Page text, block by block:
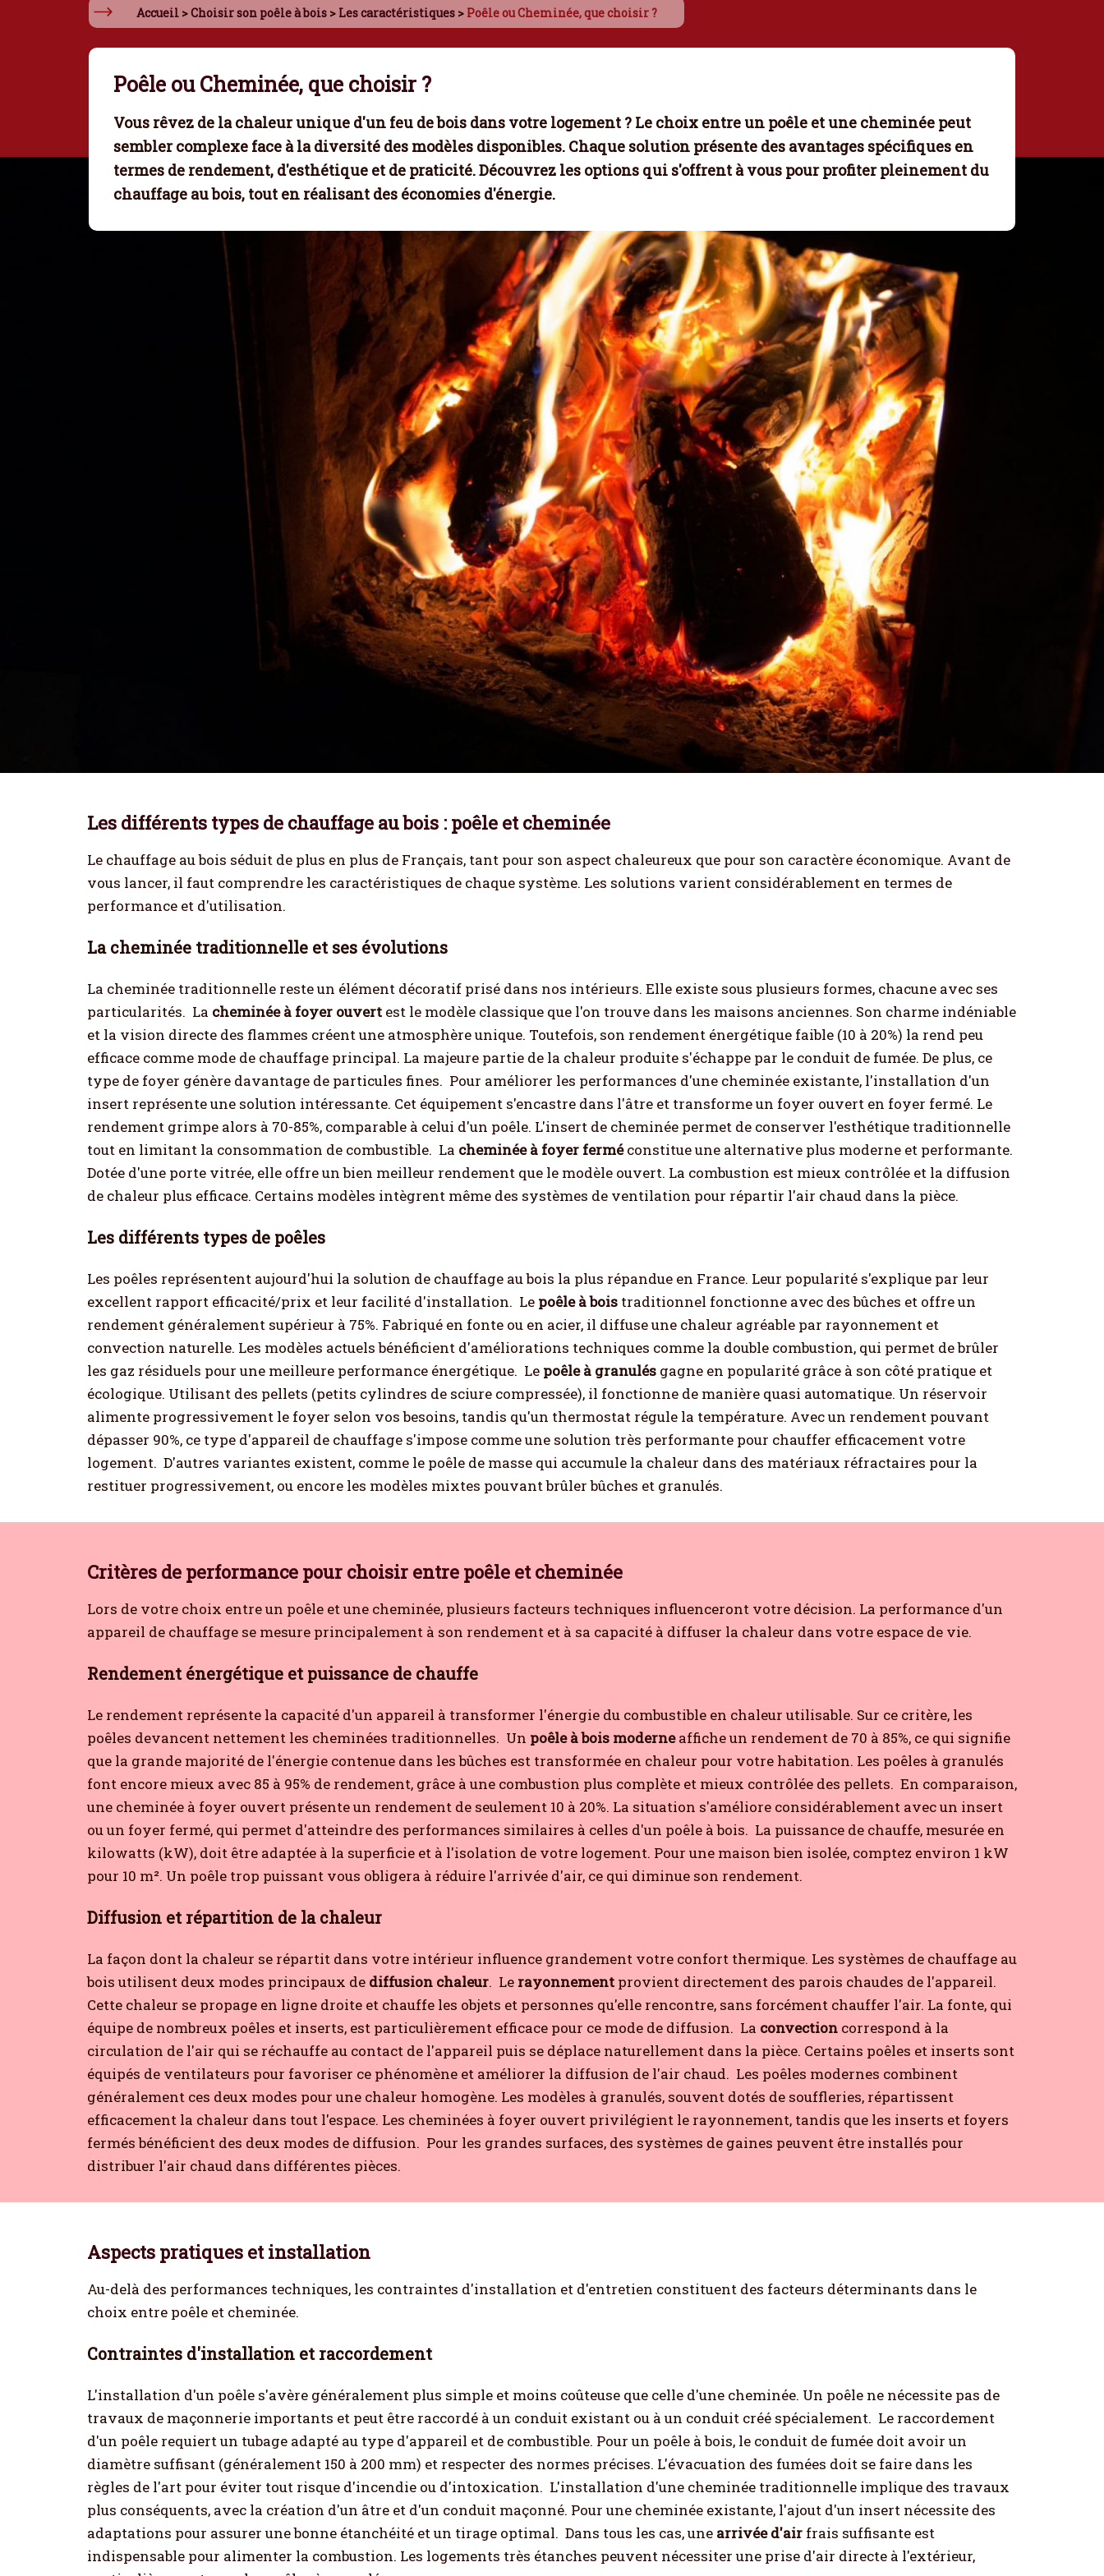
Accueil >Choisir son poêle à bois > Les caractéristiques > Poêle ou Cheminée, que choisir ?
Poêle ou Cheminée, que choisir ?
Vous rêvez de la chaleur unique d'un feu de bois dans votre logement ? Le choix entre un poêle et une cheminée peut
sembler complexe face à la diversité des modèles disponibles. Chaque solution présente des avantages spécifiques en
termes de rendement, d'esthétique et de praticité. Découvrez les options qui s'offrent à vous pourprofiter pleinement du
chauffage au bois, tout en réalisant des économies d'énergie.
Les différents types de chauffage au bois : poêle et cheminée
Le chauffage au bois séduit de plus en plus de Français, tant pour son aspect chaleureux que pour son caractère économique. Avant de
vous lancer, il faut comprendre les caractéristiques de chaque système. Les solutions varient considérablement en termes de
performance et d'utilisation.
La cheminée traditionnelle et ses évolutions
La cheminée traditionnelle reste un élément décoratif prisé dans nos intérieurs. Elle existe sous plusieurs formes, chacune avec ses
particularités. La cheminée à foyer ouvert est le modèle classique que l'on trouve dans les maisons anciennes. Son charme indéniable
et la vision directe des flammes créent une atmosphère unique. Toutefois, son rendement énergétique faible (10 à 20%) la rend peu
efficace comme mode de chauffage principal. La majeure partie de la chaleur produite s'échappe par le conduit de fumée. De plus, ce
type de foyer génère davantage de particules fines. Pour améliorer les performances d'une cheminée existante, l'installation d'un
insert représente une solution intéressante. Cet équipement s'encastre dans l'âtre et transforme un foyer ouvert en foyer fermé. Le
rendement grimpe alors à 70-85%, comparable à celui d'un poêle. L'insert de cheminée permet de conserver l'esthétique traditionnelle
tout en limitant la consommation de combustible. La cheminée à foyer ferméconstitue une alternative plus moderne et performante.
Dotée d'une porte vitrée, elle offre un bien meilleur rendement que le modèle ouvert. La combustion est mieux contrôlée et la diffusion
de chaleur plus efficace. Certains modèles intègrent même des systèmes de ventilation pour répartir l'air chaud dans la pièce.
Les différents types de poêles
Les poêles représentent aujourd'hui la solution de chauffage au bois la plus répandue en France. Leur popularité s'explique par leur
excellent rapport efficacité/prix et leur facilité d'installation. Le poêle à bois traditionnel fonctionne avec des bûches et offre un
rendement généralement supérieur à 75%. Fabriqué en fonte ou en acier, il diffuse une chaleur agréable par rayonnement et
convection naturelle. Les modèles actuels bénéficient d'améliorations techniques comme la double combustion, qui permet de brûler
les gaz résiduels pour une meilleure performance énergétique. Le poêle à granulés gagne en popularité grâce à son côté pratique et
écologique. Utilisant des pellets (petits cylindres de sciure compressée), il fonctionne de manière quasi automatique. Un réservoir
alimente progressivement le foyer selon vos besoins, tandis qu'un thermostat régule la température. Avec un rendement pouvant
dépasser 90%, ce type d'appareil de chauffage s'impose comme une solution très performante pour chauffer efficacement votre
logement. D'autres variantes existent, comme le poêle de masse qui accumule la chaleur dans des matériaux réfractaires pour la
restituer progressivement, ou encore les modèles mixtes pouvant brûler bûches et granulés.
Critères de performance pour choisir entre poêle et cheminée
Lors de votre choix entre un poêle et une cheminée, plusieurs facteurs techniques influenceront votre décision. La performance d'un
appareil de chauffage se mesure principalement à son rendement et à sa capacité à diffuser la chaleur dans votre espace de vie.
Rendement énergétique et puissance de chauffe
Le rendement représente la capacité d'un appareil à transformer l'énergie du combustible en chaleur utilisable. Sur ce critère, les
poêles devancent nettement les cheminées traditionnelles. Un poêle à bois moderneaffiche un rendement de 70 à 85%, ce qui signifie
que la grande majorité de l'énergie contenue dans les bûches est transformée en chaleur pour votre habitation. Les poêles à granulés
font encore mieux avec 85 à 95% de rendement, grâce à une combustion plus complète et mieux contrôlée des pellets. En comparaison,
une cheminée à foyer ouvert présente un rendement de seulement 10 à 20%. La situation s'améliore considérablement avec un insert
ou un foyer fermé, qui permet d'atteindre des performances similaires à celles d'un poêle à bois. La puissance de chauffe, mesurée en
kilowatts (kW), doit être adaptée à la superficie et à l'isolation de votre logement. Pour une maison bien isolée, comptez environ 1 kW
pour 10 m². Un poêle trop puissant vous obligera à réduire l'arrivée d'air, ce qui diminue son rendement.
Diffusion et répartition de la chaleur
La façon dont la chaleur se répartit dans votre intérieur influence grandement votre confort thermique. Les systèmes de chauffage au
bois utilisent deux modes principaux de diffusion chaleur. Le rayonnement provient directement des parois chaudes de l'appareil.
Cette chaleur se propage en ligne droite et chauffe les objets et personnes qu'elle rencontre, sans forcément chauffer l'air. La fonte, qui
équipe de nombreux poêles et inserts, est particulièrement efficace pour ce mode de diffusion. La convection correspond à la
circulation de l'air qui se réchauffe au contact de l'appareil puis se déplace naturellement dans la pièce. Certains poêles et inserts sont
équipés de ventilateurs pour favoriser ce phénomène et améliorer la diffusion de l'air chaud. Les poêles modernes combinent
généralement ces deux modes pour une chaleur homogène. Les modèles à granulés, souvent dotés de souffleries, répartissent
efficacement la chaleur dans tout l'espace. Les cheminées à foyer ouvert privilégient le rayonnement, tandis que les inserts et foyers
fermés bénéficient des deux modes de diffusion. Pour les grandes surfaces, des systèmes de gaines peuvent être installés pour
distribuer l'air chaud dans différentes pièces.
Aspects pratiques et installation
Au-delà des performances techniques, les contraintes d'installation et d'entretien constituent des facteurs déterminants dans le
choix entre poêle et cheminée.
Contraintes d'installation et raccordement
L'installation d'un poêle s'avère généralement plus simple et moins coûteuse que celle d'une cheminée. Un poêle ne nécessite pas de
travaux de maçonnerie importants et peut être raccordé à un conduit existant ou à un conduit créé spécialement. Le raccordement
d'un poêle requiert un tubage adapté au type d'appareil et de combustible. Pour un poêle à bois, le conduit de fumée doit avoir un
diamètre suffisant (généralement 150 à 200 mm) et respecter des normes précises. L'évacuation des fumées doit se faire dans les
règles de l'art pour éviter tout risque d'incendie ou d'intoxication. L'installation d'une cheminée traditionnelle implique des travaux
plus conséquents, avec la création d'un âtre et d'un conduit maçonné. Pour une cheminée existante, l'ajout d'un insert nécessite des
adaptations pour assurer une bonne étanchéité et un tirage optimal. Dans tous les cas, une arrivée d'air frais suffisante est
indispensable pour alimenter la combustion. Les logements très étanches peuvent nécessiter une prise d'air directe à l'extérieur,